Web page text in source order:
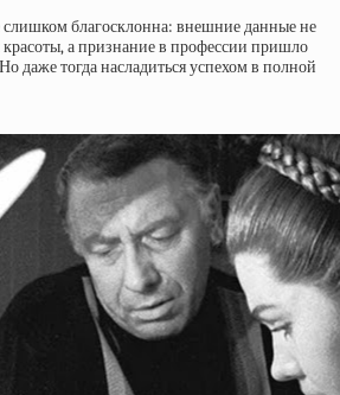
слишком благосклонна: внешние данные не
красоты, а признание в профессии пришло
даже тогда насладиться успехом в полной